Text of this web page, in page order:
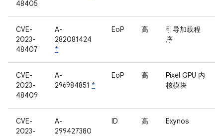
48405
CVE-
2023-
48407
A-
282081424
*
EoP 高
引导加载程
序
CVE-
2023-
48409
A-
296984851 *
EoP 高
Pixel GPU 内
核模块
CVE-
2023-
A-
299427380
ID 高 Exynos